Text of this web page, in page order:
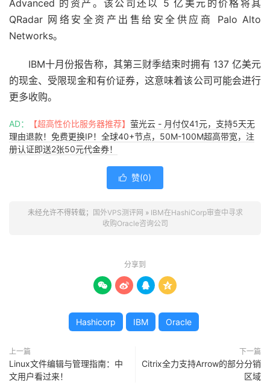
Advanced 的 资产 。该公司还以 5 亿美元的价格将其
QRadar 网络安全资产 出售给安全供应商 Palo Alto
Networks。
IBM十月份报告称，其第三财季结束时拥有 137 亿美元
的现金、受限现金和有价证券，这意味着该公司可能会进行
更多收购。
AD： 【超高性价比服务器推荐】 萤光云 - 月付仅41元，支持5天无
理由退款！免费更换IP！全球40+节点，50M-100M超高带宽，注
册认证即送2张50元代金券！
 赞(0)
未经允许不得转载； 国外VPS测评网 » IBM在HashiCorp审查中寻求
收购Oracle咨询公司
分享到
   
Hashicorp IBM Oracle
上一篇
Linux文件编辑与管理指南：中
文用户看过来！
下一篇
Citrix全力支持Arrow的部分分销
区域